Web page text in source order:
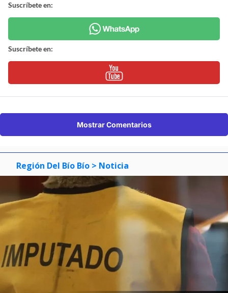
Suscríbete en:
Suscríbete en:
Mostrar Comentarios
Región Del Bío Bío > Noticia